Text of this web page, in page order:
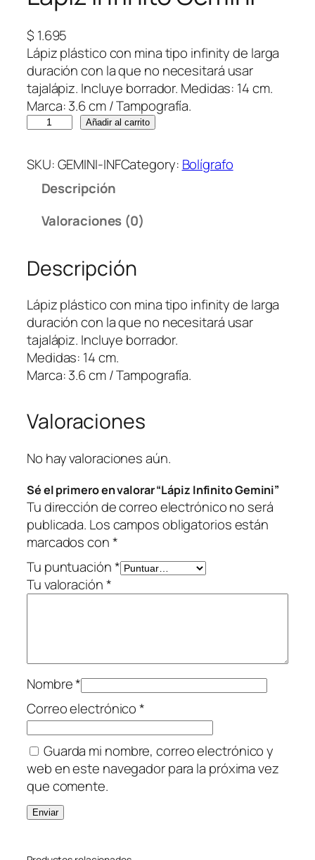
$ 1.695
Lápiz plástico con mina tipo infinity de larga
duración con la que no necesitará usar
tajalápiz. Incluye borrador. Medidas: 14 cm.
Marca: 3.6 cm / Tampografía.
p
i
i
n
i
t
o
G
e
n
c
n
t
i
d
a
d
Añadir al carrito
SKU:GEMINI-INFCategory: Bolígrafo
Descripción
Valoraciones (0)
Descripción
Lápiz plástico con mina tipo infinity de larga
duración con la que no necesitará usar
tajalápiz. Incluye borrador.
Medidas: 14 cm.
Marca: 3.6 cm / Tampografía.
Valoraciones
No hay valoraciones aún.
Sé el primero en valorar “Lápiz Infinito Gemini”
Tu dirección de correo electrónico no será
publicada. Los campos obligatorios están
marcados con*
Tu puntuación*
Tu valoración*
Nombre*
Correo electrónico*
Guarda mi nombre, correo electrónico y
web en este navegador para la próxima vez
que comente.